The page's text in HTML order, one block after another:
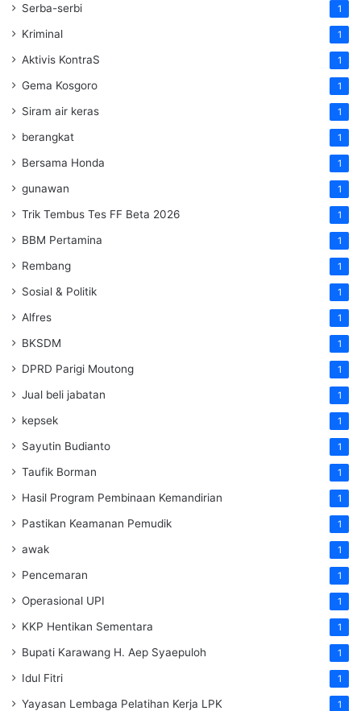
Serba-serbi 1
Kriminal 1
Aktivis KontraS 1
Gema Kosgoro 1
Siram air keras 1
berangkat 1
Bersama Honda 1
gunawan 1
Trik Tembus Tes FF Beta 2026 1
BBM Pertamina 1
Rembang 1
Sosial & Politik 1
Alfres 1
BKSDM 1
DPRD Parigi Moutong 1
Jual beli jabatan 1
kepsek 1
Sayutin Budianto 1
Taufik Borman 1
Hasil Program Pembinaan Kemandirian 1
Pastikan Keamanan Pemudik 1
awak 1
Pencemaran 1
Operasional UPI 1
KKP Hentikan Sementara 1
Bupati Karawang H. Aep Syaepuloh 1
Idul Fitri 1
Yayasan Lembaga Pelatihan Kerja LPK 1